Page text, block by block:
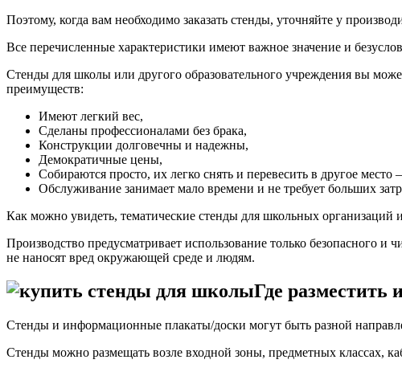
Поэтому, когда вам необходимо заказать стенды, уточняйте у
Все перечисленные характеристики имеют важное значение и
Стенды для школы или другого образовательного учреждения вы
преимуществ:
Имеют легкий вес,
Сделаны профессионалами без брака,
Конструкции долговечны и надежны,
Демократичные цены,
Собираются просто, их легко снять и перевесить в другое место
Обслуживание занимает мало времени и не требует больших
Как можно увидеть, тематические стенды для школьных
Производство предусматривает использование только безопасного
не наносят вред окружающей среде и людям.
Где
Стенды и информационные плакаты/доски могут быть разной
Стенды можно размещать возле входной зоны, предметных классах,